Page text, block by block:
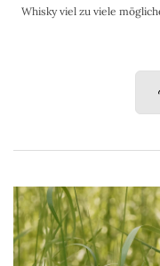
Whisky viel zu viele